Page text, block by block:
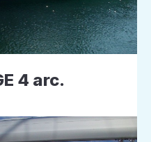
4 arc.